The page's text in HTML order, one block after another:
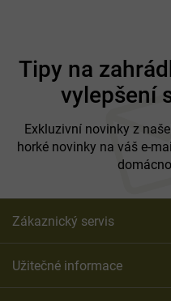
Tipy na
vylepšení
Exkluzivní novinky z
horké novinky na váš e-
Zákaznický servis
Užitečné informace